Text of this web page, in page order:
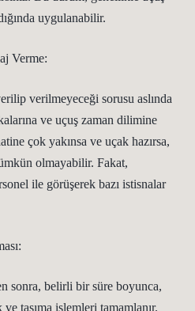
uygulanabilir.
Verme:
verilmeyeceği sorusu aslında
ve uçuş zaman dilimine
çok yakınsa ve uçak hazırsa,
olmayabilir. Fakat,
ile görüşerek bazı istisnalar
sonra, belirli bir süre boyunca,
taşıma işlemleri tamamlanır.